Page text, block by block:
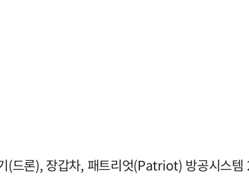
드론), 장갑차, 패트리엇(Patriot) 방공시스